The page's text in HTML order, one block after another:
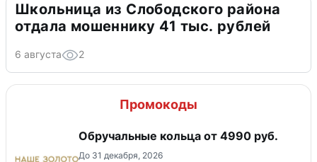
Школьница из Слободского района
отдала мошеннику 41 тыс. рублей
6 августа 2
Промокоды
Обручальные кольца от 4990 руб.
До 31 декабря, 2026